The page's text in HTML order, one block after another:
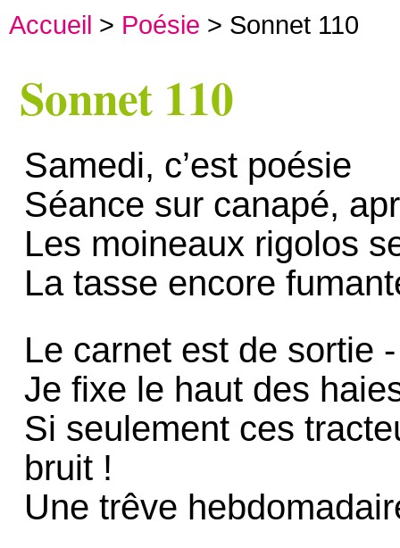
Accueil > Poésie > Sonnet 110
Sonnet 110
Samedi, c’est poésie
Séance sur canapé,
Les moineaux rigolos
La tasse encore
Le carnet est de sortie
Je fixe le haut des
Si seulement ces
bruit !
Une trêve